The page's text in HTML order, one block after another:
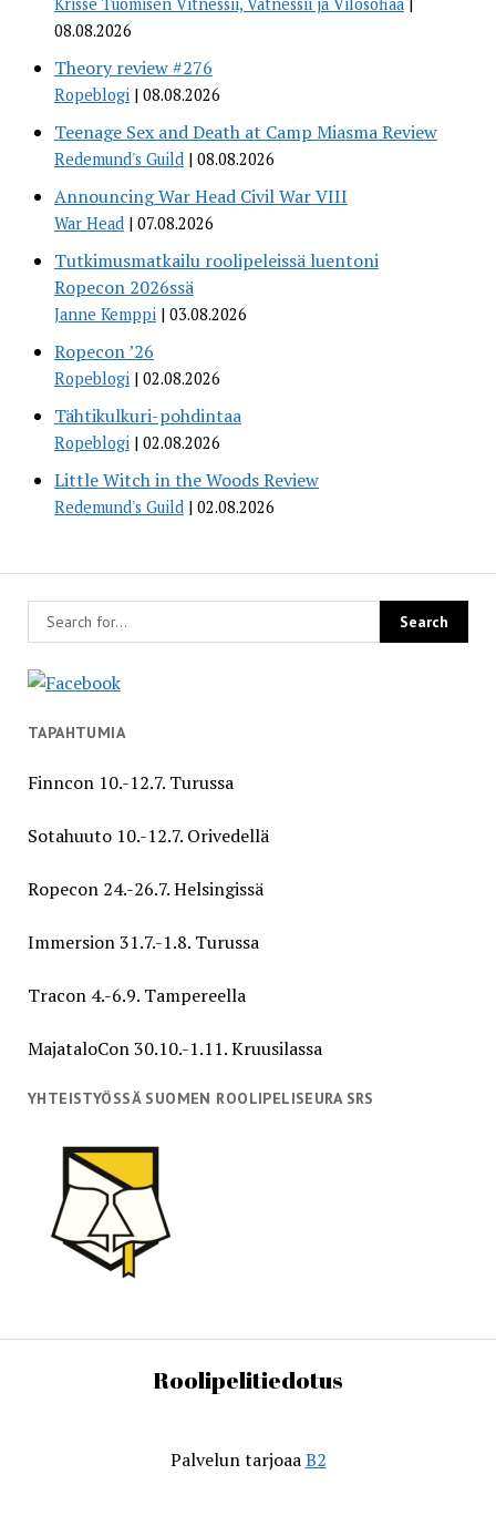
Krisse Tuomisen Vitnessii, Vätnessii ja Vilosofiaa
08.08.2026
Theory review #276
Ropeblogi 08.08.2026
Teenage Sex and Death at Camp Miasma Review
Redemund's Guild 08.08.2026
Announcing War Head Civil War VIII
War Head 07.08.2026
Tutkimusmatkailu roolipeleissä luentoni
Ropecon 2026ssä
Janne Kemppi 03.08.2026
Ropecon ’26
Ropeblogi 02.08.2026
Tähtikulkuri-pohdintaa
Ropeblogi 02.08.2026
Little Witch in the Woods Review
Redemund's Guild 02.08.2026
TAPAHTUMIA
Finncon 10.-12.7. Turussa
Sotahuuto 10.-12.7. Orivedellä
Ropecon 24.-26.7. Helsingissä
Immersion 31.7.-1.8. Turussa
Tracon 4.-6.9. Tampereella
MajataloCon 30.10.-1.11. Kruusilassa
YHTEISTYÖSSÄ SUOMEN ROOLIPELISEURA SRS
Roolipelitiedotus
Palvelun tarjoaaB2